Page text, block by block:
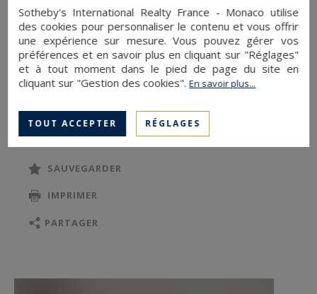
agrémentée de nombreux rangements et d’un
dressing. Le dernier niveau accueille une salle de
bains avec WC, complétant harmonieusement ce
bien de caractère. Un bien idéal pour un pied-à-
terre, une première acquisition ou un
investissement patrimonial.
SAUVEGARDER
IMPRIMER
PARTAGER
Sotheby's International Realty France - Monaco utilise
des cookies pour personnaliser le contenu et vous offrir
une expérience sur mesure. Vous pouvez gérer vos
préférences et en savoir plus en cliquant sur "Réglages"
et à tout moment dans le pied de page du site en
cliquant sur "Gestion des cookies".En savoir plus...
TOUT ACCEPTER RÉGLAGES